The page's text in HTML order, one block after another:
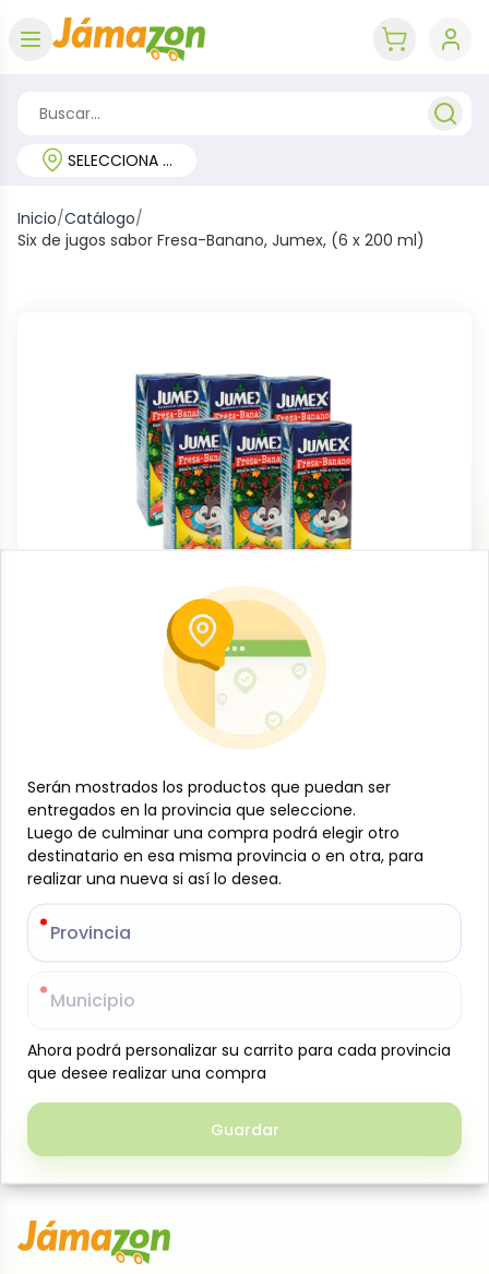
SELECCIONA TU REGIÓN
Inicio/Catálogo/
Six de jugos sabor Fresa-Banano, Jumex, (6 x 200 ml)
Bebidas no alcohólicas
Six de jugos sabor Fresa-Banano,
Jumex, (6 x 200 ml)
$289
Especificaciones
- +
Six de jugos sabor Fresa-Banano, Jumex, (6 unidades
formulados para ser ligeros y refrescantes.
Elaborados con néctar de fruta, cada sabor ofrece
un perfil único. El sabor fresa-banano con la
ilustración de fresa y banano, más dulce y con
textura no espeso.
Serán mostrados los productos que puedan ser
entregados en la provincia que seleccione.
Luego de culminar una compra podrá elegir otro
destinatario en esa misma provincia o en otra, para
realizar una nueva si así lo desea.
Provincia
Municipio
Ahora podrá personalizar su carrito para cada provincia
que desee realizar una compra
Guardar
Serán mostrados los productos que puedan ser
entregados en la provincia que seleccione.
Luego de culminar una compra podrá elegir otro
destinatario en esa misma provincia o en otra, para
realizar una nueva si así lo desea.
Provincia
Municipio
Ahora podrá personalizar su carrito para cada provincia
que desee realizar una compra
Guardar